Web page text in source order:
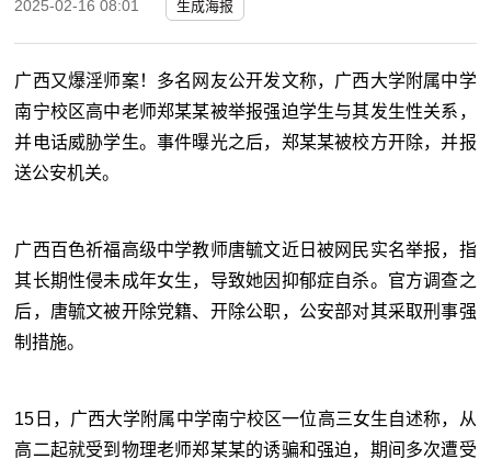
2025-02-16 08:01 生成海报
广西又爆淫师案！多名网友公开发文称，广西大学附属中学
南宁校区高中老师郑某某被举报强迫学生与其发生性关系，
并电话威胁学生。事件曝光之后，郑某某被校方开除，并报
送公安机关。
广西百色祈福高级中学教师唐毓文近日被网民实名举报，指
其长期性侵未成年女生，导致她因抑郁症自杀。官方调查之
后，唐毓文被开除党籍、开除公职，公安部对其采取刑事强
制措施。
15日，广西大学附属中学南宁校区一位高三女生自述称，从
高二起就受到物理老师郑某某的诱骗和强迫，期间多次遭受